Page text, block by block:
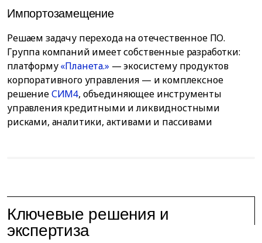
Импортозамещение
Решаем задачу перехода на отечественное ПО.
Группа компаний имеет собственные разработки:
платформу«Планета.» — экосистему продуктов
корпоративного управления — и комплексное
решениеСИМ4, объединяющее инструменты
управления кредитными и ликвидностными
рисками, аналитики, активами и пассивами
Ключевые решения и
экспертиза